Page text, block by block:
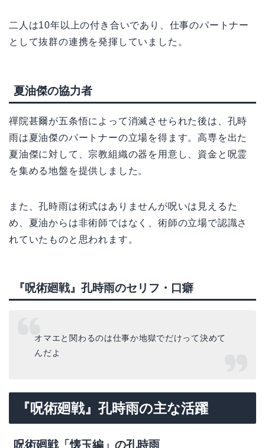
二人は10年以上の付き合いであり、仕事のパートナー
として抜群の連携を発揮していました。
夏油傑の協力者
禪院甚爾が五条悟によって消滅させられた後は、孔時
雨は夏油傑のパートナーの立場を得ます。高専を出た
夏油傑に対して、宗教組織の器を用意し、資金と呪霊
を集める地盤を提供しました。
また、孔時雨は術式はありませんが呪いは見えるた
め、夏油からは非術師ではなく、術師の立場で認識さ
れていたものと思われます。
『呪術廻戦』孔時雨のセリフ・口癖
オマエと関わるのは仕事か地獄でだけって決めて
んだよ
『呪術廻戦』孔時雨の主な活躍
呪術廻戦「懐玉編」の孔時雨